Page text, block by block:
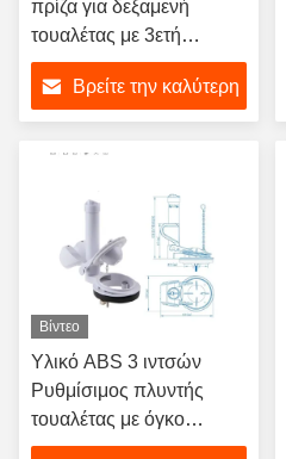
πρίζα για δεξαμενή
τουαλέτας με 3ετή
εγγύηση και
προσαρμόσιμο χρώμα
Βρείτε την καλύτερη
Βίντεο
Υλικό ABS 3 ιντσών
Ρυθμίσιμος πλυντής
τουαλέτας με όγκο
πλυντή για ξενοδοχεία